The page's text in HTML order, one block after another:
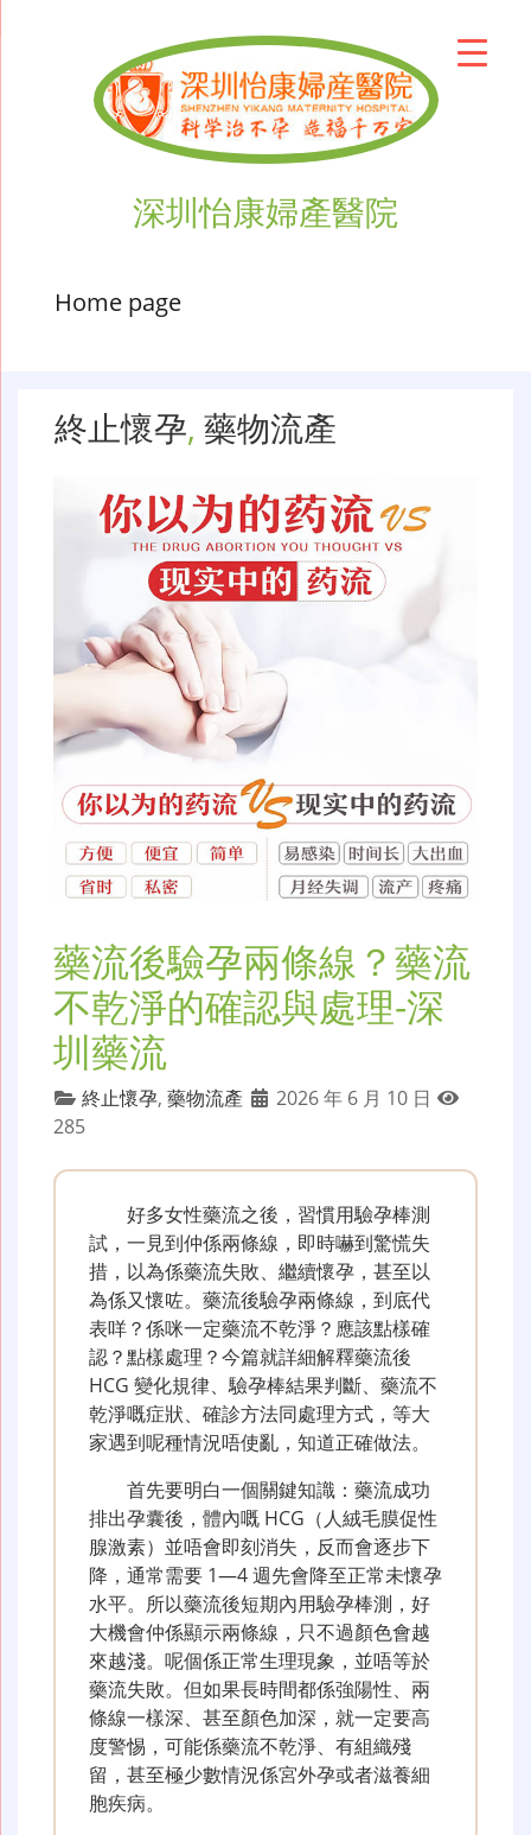
深圳怡康婦產醫院
Home page
終止懷孕, 藥物流產
藥流後驗孕兩條線？藥流
不乾淨的確認與處理-深
圳藥流
終止懷孕, 藥物流產
2026 年 6 月 10 日
285
好多女性藥流之後，習慣用驗孕棒測
試，一見到仲係兩條線，即時嚇到驚慌失
措，以為係藥流失敗、繼續懷孕，甚至以
為係又懷咗。藥流後驗孕兩條線，到底代
表咩？係咪一定藥流不乾淨？應該點樣確
認？點樣處理？今篇就詳細解釋藥流後
HCG 變化規律、驗孕棒結果判斷、藥流不
乾淨嘅症狀、確診方法同處理方式，等大
家遇到呢種情況唔使亂，知道正確做法。
首先要明白一個關鍵知識：藥流成功
排出孕囊後，體內嘅 HCG（人絨毛膜促性
腺激素）並唔會即刻消失，反而會逐步下
降，通常需要 1—4 週先會降至正常未懷孕
水平。所以藥流後短期內用驗孕棒測，好
大機會仲係顯示兩條線，只不過顏色會越
來越淺。呢個係正常生理現象，並唔等於
藥流失敗。但如果長時間都係強陽性、兩
條線一樣深、甚至顏色加深，就一定要高
度警惕，可能係藥流不乾淨、有組織殘
留，甚至極少數情況係宮外孕或者滋養細
胞疾病。